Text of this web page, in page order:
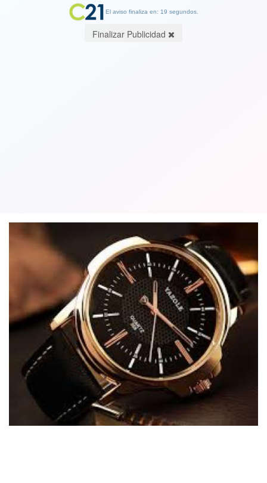
El aviso finaliza en: 19 segundos.
Finalizar Publicidad